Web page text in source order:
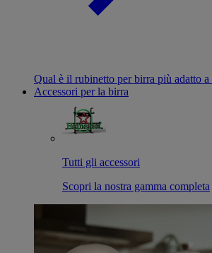
Qual è il rubinetto per birra più adatto a
Accessori per la birra
Tutti gli accessori
Scopri la nostra gamma completa